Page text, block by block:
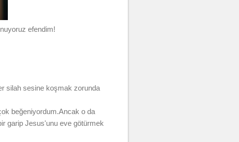
efendim!
silah sesine koşmak zorunda
beğeniyordum.Ancak o da
garip Jesus'unu eve götürmek